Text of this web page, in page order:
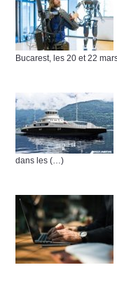
Bucarest, les 20 et 22
dans les (…)